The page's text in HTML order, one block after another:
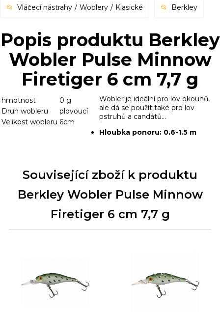
Vláčecí nástrahy Woblery Klasické Berkley
Popis produktu Berkley
Wobler Pulse Minnow
Firetiger 6 cm 7,7 g
hmotnost
0 g
Druh wobleru
plovoucí
Velikost wobleru 6cm
Wobler je ideální pro lov okounů,
ale dá se použít také pro lov
pstruhů a candátů...
Hloubka ponoru: 0.6-1.5 m
Související zboží k produktu
Berkley Wobler Pulse Minnow
Firetiger 6 cm 7,7 g